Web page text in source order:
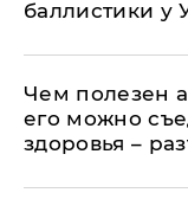
баллистики у
Чем полезен
его можно
здоровья –